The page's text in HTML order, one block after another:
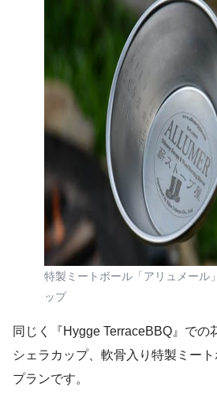
特製ミートボール「アリュメール
ップ
同じく『Hygge TerraceBBQ』での
シェラカップ、軟骨入り特製ミー
プランです。